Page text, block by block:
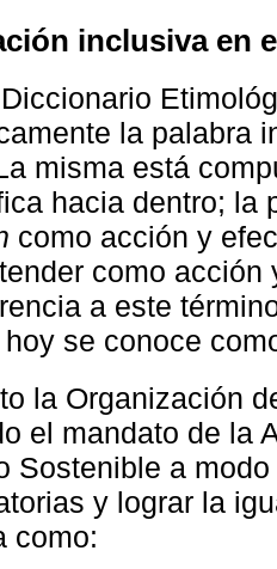
inclusiva en
la palabra
misma está
hacia dentro; la
como acción y
como
a este
se conoce
la Organización
el mandato de la
Sostenible a
y lograr la
como: